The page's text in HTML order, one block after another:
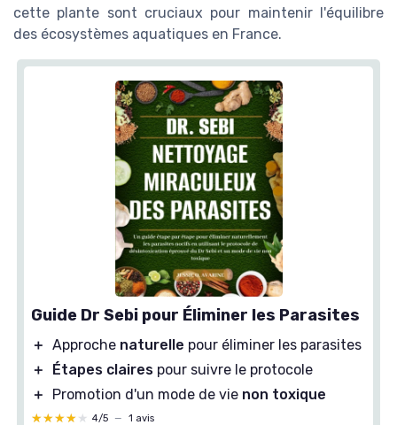
cette plante sont cruciaux pour maintenir l'équilibre
des écosystèmes aquatiques en France.
Guide Dr Sebi pour Éliminer les Parasites
＋ Approche naturelle pour éliminer les parasites
＋
Étapes claires pour suivre le protocole
＋
Promotion d'un mode de vie non toxique
★★★★★
★★★★★ 4/5 — 1 avis